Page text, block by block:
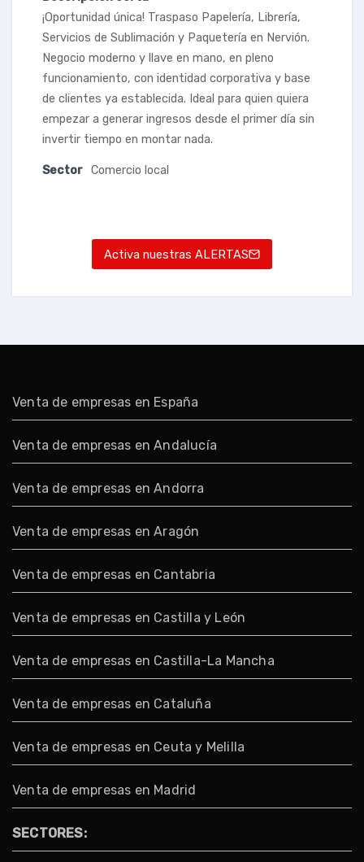
¡Oportunidad única! Traspaso Papelería, Librería,
Servicios de Sublimación y Paquetería en Nervión.
Negocio moderno y llave en mano, en pleno
funcionamiento, con identidad corporativa y base
de clientes ya establecida. Ideal para quien quiera
empezar a generar ingresos desde el primer día sin
invertir tiempo en montar nada.
Sector Comercio local
Activa nuestras ALERTAS
Venta de empresas en España
Venta de empresas en Andalucía
Venta de empresas en Andorra
Venta de empresas en Aragón
Venta de empresas en Cantabria
Venta de empresas en Castilla y León
Venta de empresas en Castilla-La Mancha
Venta de empresas en Cataluña
Venta de empresas en Ceuta y Melilla
Venta de empresas en Madrid
SECTORES: